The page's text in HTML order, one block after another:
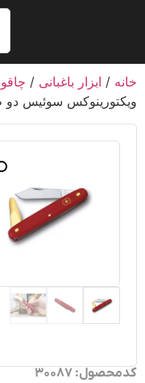
/ابزار باغبانی/چاقوی
سوئیس دو طرفه
30087